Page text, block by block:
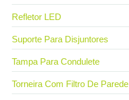
Refletor LED
Suporte Para Disjuntores
Tampa Para Condulete
Torneira Com Filtro De Parede